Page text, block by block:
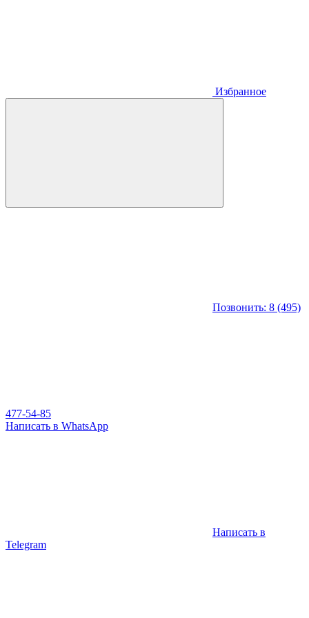
Избранное
Позвонить: 8 (495)
477-54-85
Написать в WhatsApp
Написать в
Telegram